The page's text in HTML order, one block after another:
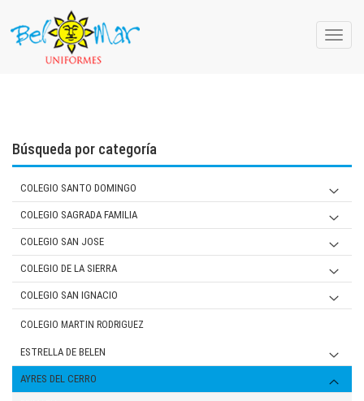
Toggle
Búsqueda por categoría
COLEGIO SANTO DOMINGO
JARDIN
PRIMARIA Y SECUNDARIA
MUJER
VARON
COLEGIO SAGRADA FAMILIA
JARDIN
PRIMARIA/ SECUNDARIA
MUJER
VARON
COLEGIO SAN JOSE
JARDIN
PRIMARIA
MUJER
VARON
SECUNDARIA
MUJER
VARON
COLEGIO DE LA SIERRA
Jardín
Primaria/ Secundaria
Varón
Mujer
COLEGIO SAN IGNACIO
JARDIN
PRIMARIA
SECUNDARIA
COLEGIO MARTIN RODRIGUEZ
ESTRELLA DE BELEN
JARDIN
AYRES DEL CERRO